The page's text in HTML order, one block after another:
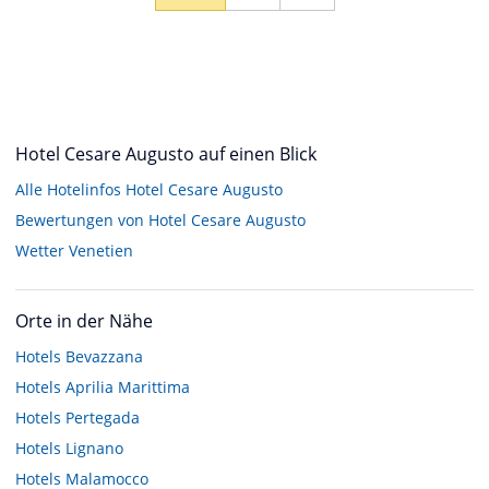
Hotel Cesare Augusto auf einen Blick
Alle Hotelinfos Hotel Cesare Augusto
Bewertungen von Hotel Cesare Augusto
Wetter Venetien
Orte in der Nähe
Hotels Bevazzana
Hotels Aprilia Marittima
Hotels Pertegada
Hotels Lignano
Hotels Malamocco